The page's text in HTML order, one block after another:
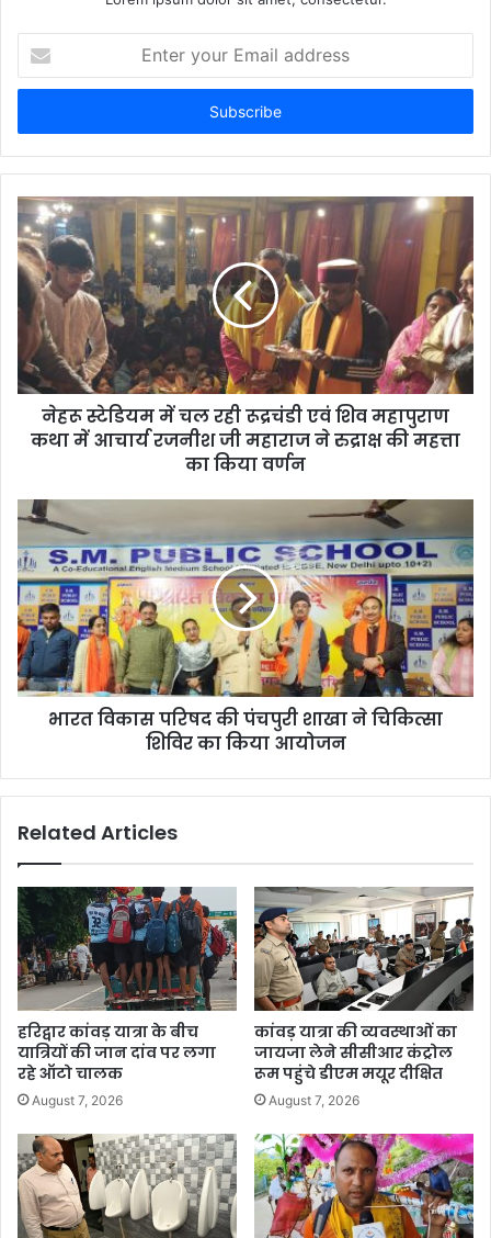
your
Email
नेहरू स्टेडियम में चल रही रूद्रचंडी एवं शिव महापुराण
कथा में आचार्य रजनीश जी महाराज ने रुद्राक्ष की महत्ता
का किया वर्णन
भारत विकास परिषद की पंचपुरी शाखा ने चिकित्सा
शिविर का किया आयोजन
Related Articles
हरिद्वार कांवड़ यात्रा के बीच
यात्रियों की जान दांव पर लगा
रहे ऑटो चालक
August 7, 2026
कांवड़ यात्रा की व्यवस्थाओं का
जायजा लेने सीसीआर कंट्रोल
रूम पहुंचे डीएम मयूर दीक्षित
August 7, 2026